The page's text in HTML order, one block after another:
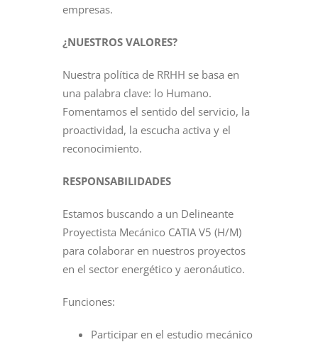
empresas.
¿NUESTROS VALORES?
Nuestra política de RRHH se basa en
una palabra clave: lo Humano.
Fomentamos el sentido del servicio, la
proactividad, la escucha activa y el
reconocimiento.
RESPONSABILIDADES
Estamos buscando a un Delineante
Proyectista Mecánico CATIA V5 (H/M)
para colaborar en nuestros proyectos
en el sector energético y aeronáutico.
Funciones:
Participar en el estudio mecánico